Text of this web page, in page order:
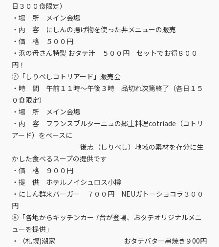
日３００食限定）
・場 所 メイン会場
・内 容 にしんの揚げ物を使った丼メニューの販売
・価 格 ５００円
・浜の母さん特製 おタテ汁 ５００円 セットでお得８００
円！
⑦「しりべしコトリアード」販売会
・時 間 午前１１時～午後３時 品切れ次第終了（各日１５
０食限定）
・場 所 メイン会場
・内 容 フランスブルターニュの郷土料理cotriade（コトリ
アード）をベースに
後志（しりべし）地域の素材を存分に生
かした食べるスープの提供です
・価 格 ９００円
・提 供 ホテルノイシュロス小樽
・にしん群来バーガー ７００円 NEUガトーショコラ３００
円
⑧「各地からキッチンカー 7台が登場、おタテオリジナルメニ
ューを提供」
・（札幌)潮家 おタテバター串焼き９00円